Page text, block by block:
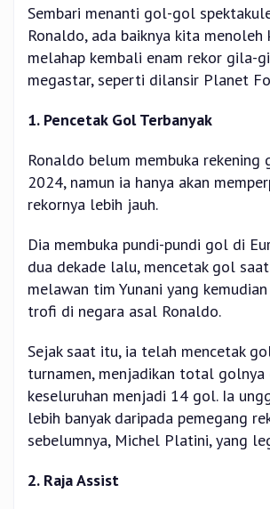
Sembari menanti gol-gol
Ronaldo, ada baiknya kita menoleh
melahap kembali enam rekor gila-
megastar, seperti dilansir Planet
1. Pencetak Gol Terbanyak
Ronaldo belum membuka rekening
2024, namun ia hanya akan
rekornya lebih jauh.
Dia membuka pundi-pundi gol di
dua dekade lalu, mencetak gol
melawan tim Yunani yang
trofi di negara asal Ronaldo.
Sejak saat itu, ia telah mencetak
turnamen, menjadikan total golnya
keseluruhan menjadi 14 gol. Ia
lebih banyak daripada pemegang
sebelumnya, Michel Platini, yang
2. Raja Assist